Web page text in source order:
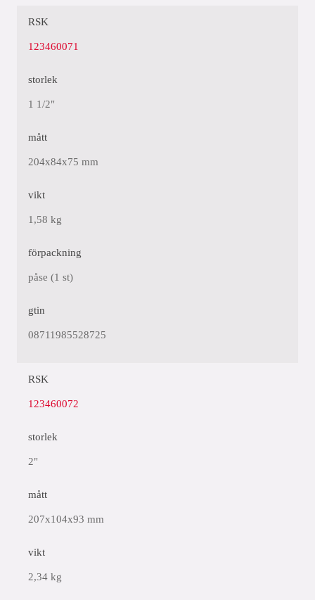
RSK
123460071
storlek
1 1/2"
mått
204x84x75 mm
vikt
1,58 kg
förpackning
påse (1 st)
gtin
08711985528725
RSK
123460072
storlek
2"
mått
207x104x93 mm
vikt
2,34 kg